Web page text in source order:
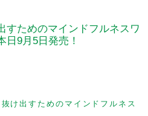
すためのマインドフルネスワ
日9月5日発売！
抜け出すためのマインドフルネス